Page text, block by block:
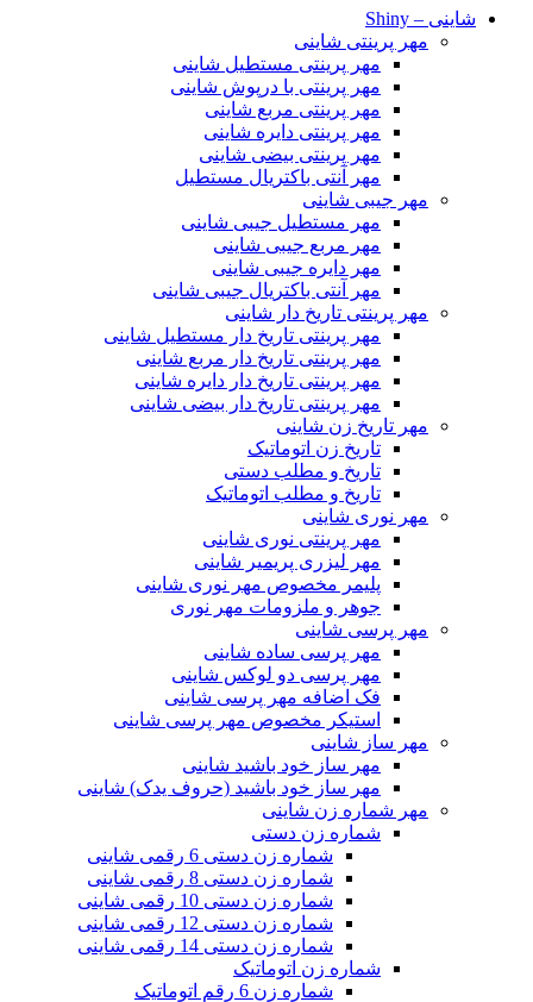
شاینی – Shiny
مهر پرینتی شاینی
مهر پرینتی مستطیل شاینی
مهر پرینتی با درپوش شاینی
مهر پرینتی مربع شاینی
مهر پرینتی دایره شاینی
مهر پرینتی بیضی شاینی
مهر آنتی باکتریال مستطیل
مهر جیبی شاینی
مهر مستطیل جیبی شاینی
مهر مربع جیبی شاینی
مهر دایره جیبی شاینی
مهر آنتی باکتریال جیبی شاینی
مهر پرینتی تاریخ دار شاینی
مهر پرینتی تاریخ دار مستطیل شاینی
مهر پرینتی تاریخ دار مربع شاینی
مهر پرینتی تاریخ دار دایره شاینی
مهر پرینتی تاریخ دار بیضی شاینی
مهر تاریخ زن شاینی
تاریخ زن اتوماتیک
تاریخ و مطلب دستی
تاریخ و مطلب اتوماتیک
مهر نوری شاینی
مهر پرینتی نوری شاینی
مهر لیزری پریمیر شاینی
پلیمر مخصوص مهر نوری شاینی
جوهر و ملزومات مهر نوری
مهر پرسی شاینی
مهر پرسی ساده شاینی
مهر پرسی دو لوکس شاینی
فک اضافه مهر پرسی شاینی
استیکر مخصوص مهر پرسی شاینی
مهر ساز شاینی
مهر ساز خود باشید شاینی
مهر ساز خود باشید (حروف یدک) شاینی
مهر شماره زن شاینی
شماره زن دستی
شماره زن دستی 6 رقمی شاینی
شماره زن دستی 8 رقمی شاینی
شماره زن دستی 10 رقمی شاینی
شماره زن دستی 12 رقمی شاینی
شماره زن دستی 14 رقمی شاینی
شماره زن اتوماتیک
شماره زن 6 رقم اتوماتیک